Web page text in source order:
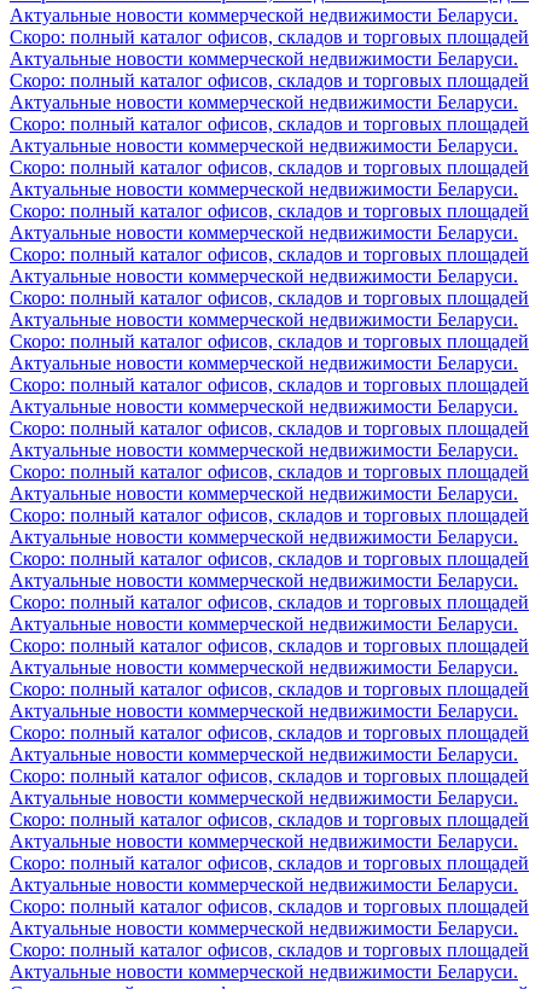
Актуальные новости коммерческой недвижимости Беларуси.
Скоро: полный каталог офисов, складов и торговых площадей
Актуальные новости коммерческой недвижимости Беларуси.
Скоро: полный каталог офисов, складов и торговых площадей
Актуальные новости коммерческой недвижимости Беларуси.
Скоро: полный каталог офисов, складов и торговых площадей
Актуальные новости коммерческой недвижимости Беларуси.
Скоро: полный каталог офисов, складов и торговых площадей
Актуальные новости коммерческой недвижимости Беларуси.
Скоро: полный каталог офисов, складов и торговых площадей
Актуальные новости коммерческой недвижимости Беларуси.
Скоро: полный каталог офисов, складов и торговых площадей
Актуальные новости коммерческой недвижимости Беларуси.
Скоро: полный каталог офисов, складов и торговых площадей
Актуальные новости коммерческой недвижимости Беларуси.
Скоро: полный каталог офисов, складов и торговых площадей
Актуальные новости коммерческой недвижимости Беларуси.
Скоро: полный каталог офисов, складов и торговых площадей
Актуальные новости коммерческой недвижимости Беларуси.
Скоро: полный каталог офисов, складов и торговых площадей
Актуальные новости коммерческой недвижимости Беларуси.
Скоро: полный каталог офисов, складов и торговых площадей
Актуальные новости коммерческой недвижимости Беларуси.
Скоро: полный каталог офисов, складов и торговых площадей
Актуальные новости коммерческой недвижимости Беларуси.
Скоро: полный каталог офисов, складов и торговых площадей
Актуальные новости коммерческой недвижимости Беларуси.
Скоро: полный каталог офисов, складов и торговых площадей
Актуальные новости коммерческой недвижимости Беларуси.
Скоро: полный каталог офисов, складов и торговых площадей
Актуальные новости коммерческой недвижимости Беларуси.
Скоро: полный каталог офисов, складов и торговых площадей
Актуальные новости коммерческой недвижимости Беларуси.
Скоро: полный каталог офисов, складов и торговых площадей
Актуальные новости коммерческой недвижимости Беларуси.
Скоро: полный каталог офисов, складов и торговых площадей
Актуальные новости коммерческой недвижимости Беларуси.
Скоро: полный каталог офисов, складов и торговых площадей
Актуальные новости коммерческой недвижимости Беларуси.
Скоро: полный каталог офисов, складов и торговых площадей
Актуальные новости коммерческой недвижимости Беларуси.
Скоро: полный каталог офисов, складов и торговых площадей
Актуальные новости коммерческой недвижимости Беларуси.
Скоро: полный каталог офисов, складов и торговых площадей
Актуальные новости коммерческой недвижимости Беларуси.